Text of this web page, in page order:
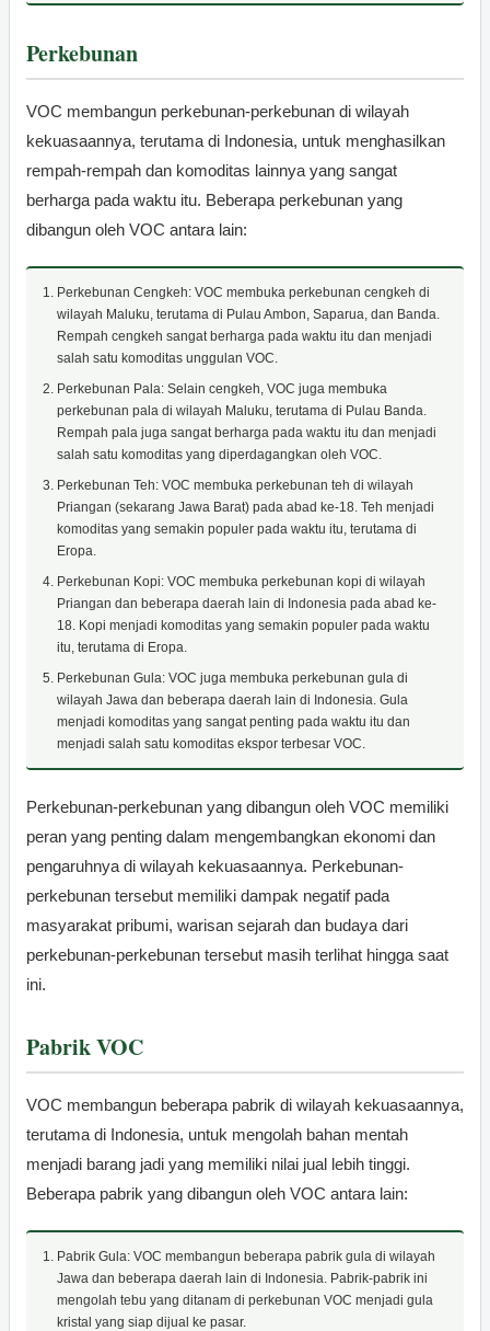
Perkebunan
VOC membangun perkebunan-perkebunan di wilayah
kekuasaannya, terutama di Indonesia, untuk menghasilkan
rempah-rempah dan komoditas lainnya yang sangat
berharga pada waktu itu. Beberapa perkebunan yang
dibangun oleh VOC antara lain:
Perkebunan Cengkeh: VOC membuka perkebunan cengkeh di
wilayah Maluku, terutama di Pulau Ambon, Saparua, dan Banda.
Rempah cengkeh sangat berharga pada waktu itu dan menjadi
salah satu komoditas unggulan VOC.
Perkebunan Pala: Selain cengkeh, VOC juga membuka
perkebunan pala di wilayah Maluku, terutama di Pulau Banda.
Rempah pala juga sangat berharga pada waktu itu dan menjadi
salah satu komoditas yang diperdagangkan oleh VOC.
Perkebunan Teh: VOC membuka perkebunan teh di wilayah
Priangan (sekarang Jawa Barat) pada abad ke-18. Teh menjadi
komoditas yang semakin populer pada waktu itu, terutama di
Eropa.
Perkebunan Kopi: VOC membuka perkebunan kopi di wilayah
Priangan dan beberapa daerah lain di Indonesia pada abad ke-
18. Kopi menjadi komoditas yang semakin populer pada waktu
itu, terutama di Eropa.
Perkebunan Gula: VOC juga membuka perkebunan gula di
wilayah Jawa dan beberapa daerah lain di Indonesia. Gula
menjadi komoditas yang sangat penting pada waktu itu dan
menjadi salah satu komoditas ekspor terbesar VOC.
Perkebunan-perkebunan yang dibangun oleh VOC memiliki
peran yang penting dalam mengembangkan ekonomi dan
pengaruhnya di wilayah kekuasaannya. Perkebunan-
perkebunan tersebut memiliki dampak negatif pada
masyarakat pribumi, warisan sejarah dan budaya dari
perkebunan-perkebunan tersebut masih terlihat hingga saat
ini.
Pabrik VOC
VOC membangun beberapa pabrik di wilayah kekuasaannya,
terutama di Indonesia, untuk mengolah bahan mentah
menjadi barang jadi yang memiliki nilai jual lebih tinggi.
Beberapa pabrik yang dibangun oleh VOC antara lain:
Pabrik Gula: VOC membangun beberapa pabrik gula di wilayah
Jawa dan beberapa daerah lain di Indonesia. Pabrik-pabrik ini
mengolah tebu yang ditanam di perkebunan VOC menjadi gula
kristal yang siap dijual ke pasar.